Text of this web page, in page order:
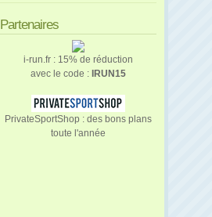
Partenaires
i-run.fr : 15% de réduction
avec le code : IRUN15
PrivateSportShop : des bons plans
toute l'année